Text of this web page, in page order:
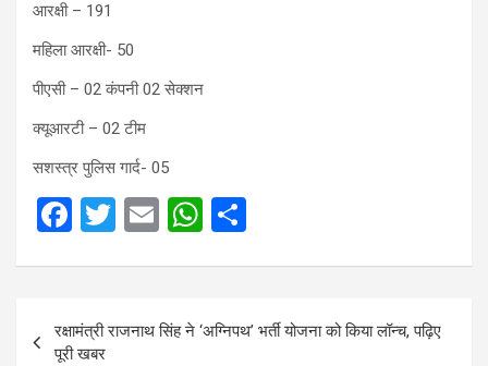
आरक्षी – 191
महिला आरक्षी- 50
पीएसी – 02 कंपनी 02 सेक्शन
क्यूआरटी – 02 टीम
सशस्त्र पुलिस गार्द- 05
F
b
o
T
er
E
W
s
e
navigation
रक्षामंत्री राजनाथ सिंह ने ‘अग्निपथ’ भर्ती योजना को किया लॉन्च, पढ़िए
पूरी खबर